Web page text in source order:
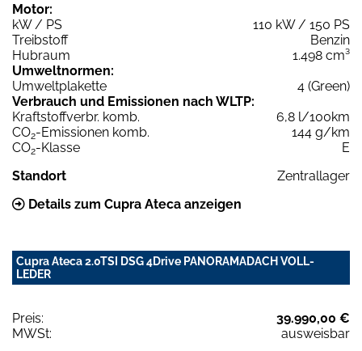
Motor:
kW / PS
110 kW / 150 PS
Treibstoff
Benzin
Hubraum
1.498 cm³
Umweltnormen:
Umweltplakette
4 (Green)
Verbrauch und Emissionen nach WLTP:
Kraftstoffverbr. komb.
6,8 l/100km
CO2-Emissionen komb.
144 g/km
CO2-Klasse
E
Standort
Zentrallager
Details zum Cupra Ateca anzeigen
Cupra Ateca 2.0TSI DSG 4Drive PANORAMADACH VOLL-
LEDER
Preis:
39.990,00 €
MWSt:
ausweisbar